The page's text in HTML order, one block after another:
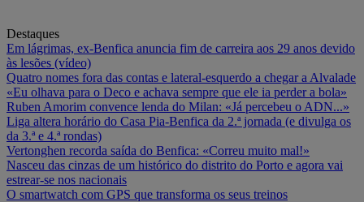
Destaques
Em lágrimas, ex-Benfica anuncia fim de carreira aos 29 anos devido
às lesões (vídeo)
Quatro nomes fora das contas e lateral-esquerdo a chegar a Alvalade
«Eu olhava para o Deco e achava sempre que ele ia perder a bola»
Ruben Amorim convence lenda do Milan: «Já percebeu o ADN...»
Liga altera horário do Casa Pia-Benfica da 2.ª jornada (e divulga os
da 3.ª e 4.ª rondas)
Vertonghen recorda saída do Benfica: «Correu muito mal!»
Nasceu das cinzas de um histórico do distrito do Porto e agora vai
estrear-se nos nacionais
O smartwatch com GPS que transforma os seus treinos